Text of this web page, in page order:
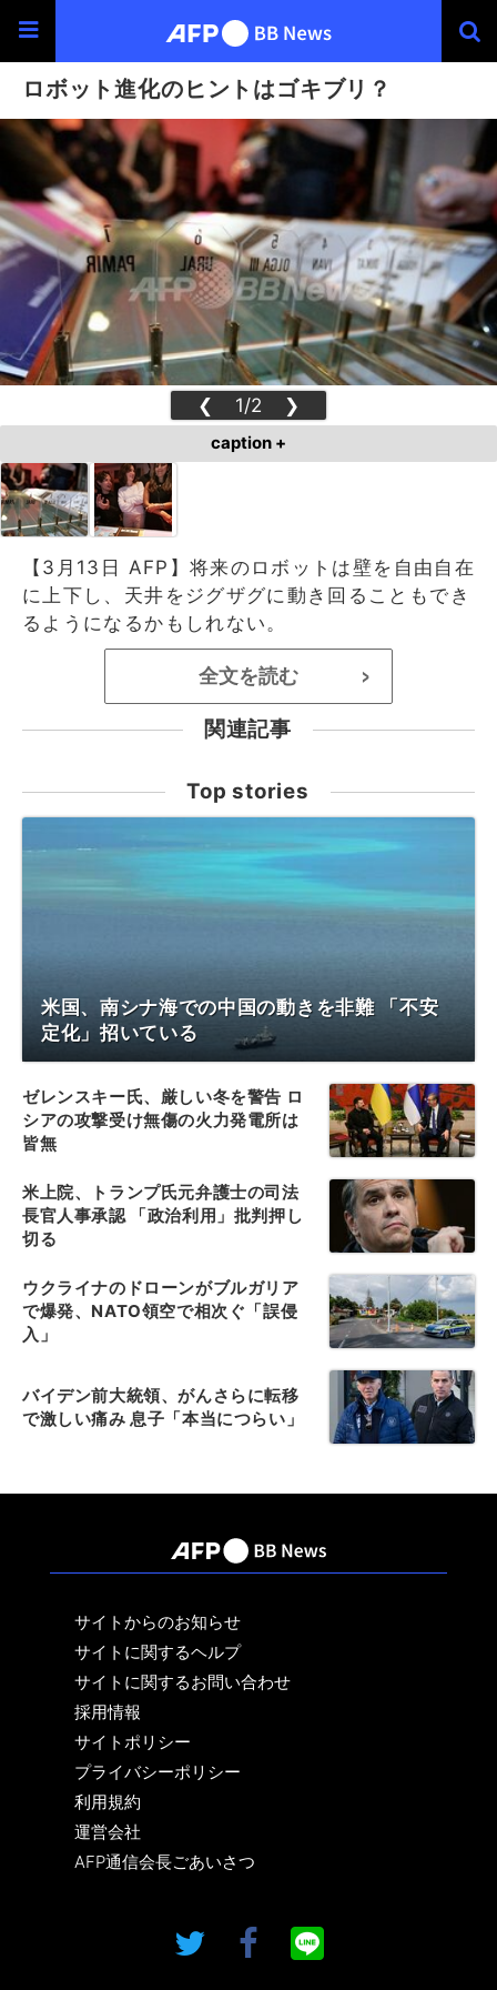
ロボット進化のヒントはゴキブリ？
❮ 1/2 ❯
caption +
【3月13日 AFP】将来のロボットは壁を自由自在
に上下し、天井をジグザグに動き回ることもでき
るようになるかもしれない。
全文を読む >
関連記事
Top stories
米国、南シナ海での中国の動きを非難 「不安
定化」招いている
ゼレンスキー氏、厳しい冬を警告 ロ
シアの攻撃受け無傷の火力発電所は
皆無
米上院、トランプ氏元弁護士の司法
長官人事承認 「政治利用」批判押し
切る
ウクライナのドローンがブルガリア
で爆発、NATO領空で相次ぐ「誤侵
入」
バイデン前大統領、がんさらに転移
で激しい痛み 息子「本当につらい」
サイトからのお知らせ
サイトに関するヘルプ
サイトに関するお問い合わせ
採用情報
サイトポリシー
プライバシーポリシー
利用規約
運営会社
AFP通信会長ごあいさつ